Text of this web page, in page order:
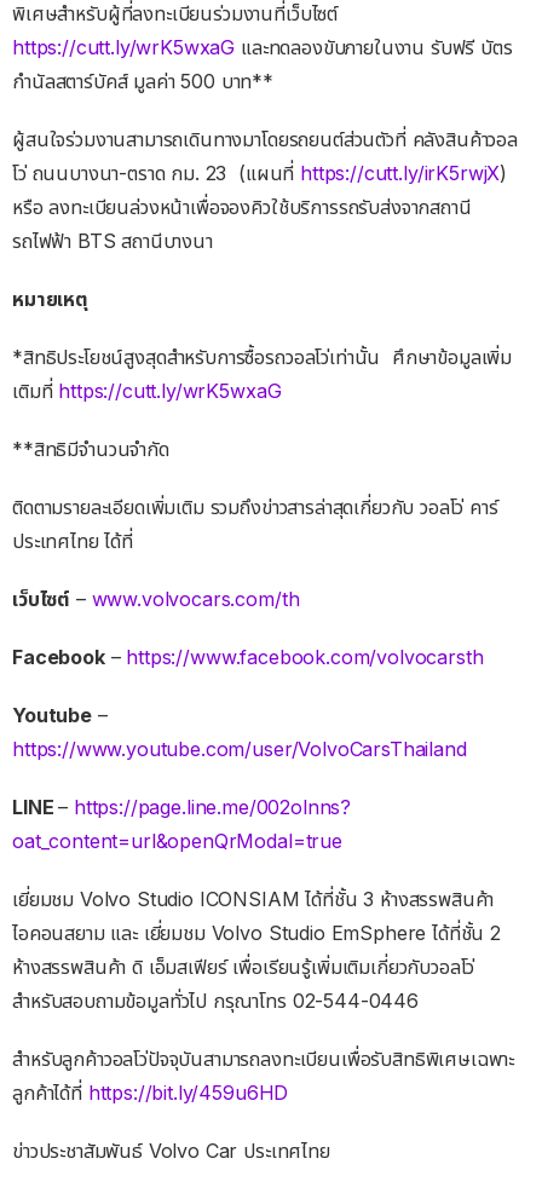
พิเศษสำหรับผู้ที่ลงทะเบียนร่วมงานที่เว็บไซต์
https://cutt.ly/wrK5wxaG และทดลองขับภายในงาน รับฟรี บัตร
กำนัลสตาร์บัคส์ มูลค่า 500 บาท**
ผู้สนใจร่วมงานสามารถเดินทางมาโดยรถยนต์ส่วนตัวที่ คลังสินค้าวอล
โว่ ถนนบางนา-ตราด กม. 23 (แผนที่ https://cutt.ly/irK5rwjX)
หรือ ลงทะเบียนล่วงหน้าเพื่อจองคิวใช้บริการรถรับส่งจากสถานี
รถไฟฟ้า BTS สถานีบางนา
หมายเหตุ
*สิทธิประโยชน์สูงสุดสำหรับการซื้อรถวอลโว่เท่านั้น
ศึกษาข้อมูลเพิ่ม
เติมที่ https://cutt.ly/wrK5wxaG
**สิทธิมีจำนวนจำกัด
ติดตามรายละเอียดเพิ่มเติม รวมถึงข่าวสารล่าสุดเกี่ยวกับ วอลโว่ คาร์
ประเทศไทย ได้ที่
เว็บไซต์ – www.volvocars.com/th
Facebook– https://www.facebook.com/volvocarsth
Youtube–
https://www.youtube.com/user/VolvoCarsThailand
LINE – https://page.line.me/002olnns?
oat_content=url&openQrModal=true
เยี่ยมชม Volvo Studio ICONSIAM ได้ที่ชั้น 3 ห้างสรรพสินค้า
ไอคอนสยาม และ เยี่ยมชม Volvo Studio EmSphere ได้ที่ชั้น 2
ห้างสรรพสินค้า ดิ เอ็มสเฟียร์ เพื่อเรียนรู้เพิ่มเติมเกี่ยวกับวอลโว่
สำหรับสอบถามข้อมูลทั่วไป กรุณาโทร 02-544-0446
สำหรับลูกค้าวอลโว่ปัจจุบันสามารถลงทะเบียนเพื่อรับสิทธิพิเศษเฉพาะ
ลูกค้าได้ที่ https://bit.ly/459u6HD
ข่าวประชาสัมพันธ์ Volvo Car ประเทศไทย